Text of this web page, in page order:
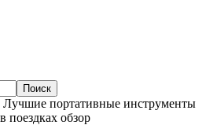
Лучшие портативные инструменты
поездках обзор